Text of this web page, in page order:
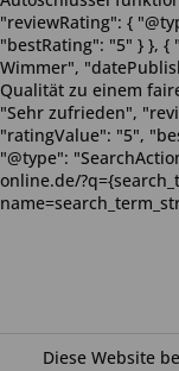
Diese Website
"reviewRating": {
"bestRating": "5" } }, {
Wimmer",
Qualität zu einem
"Sehr zufrieden",
"ratingValue": "5",
"@type":
online.de/